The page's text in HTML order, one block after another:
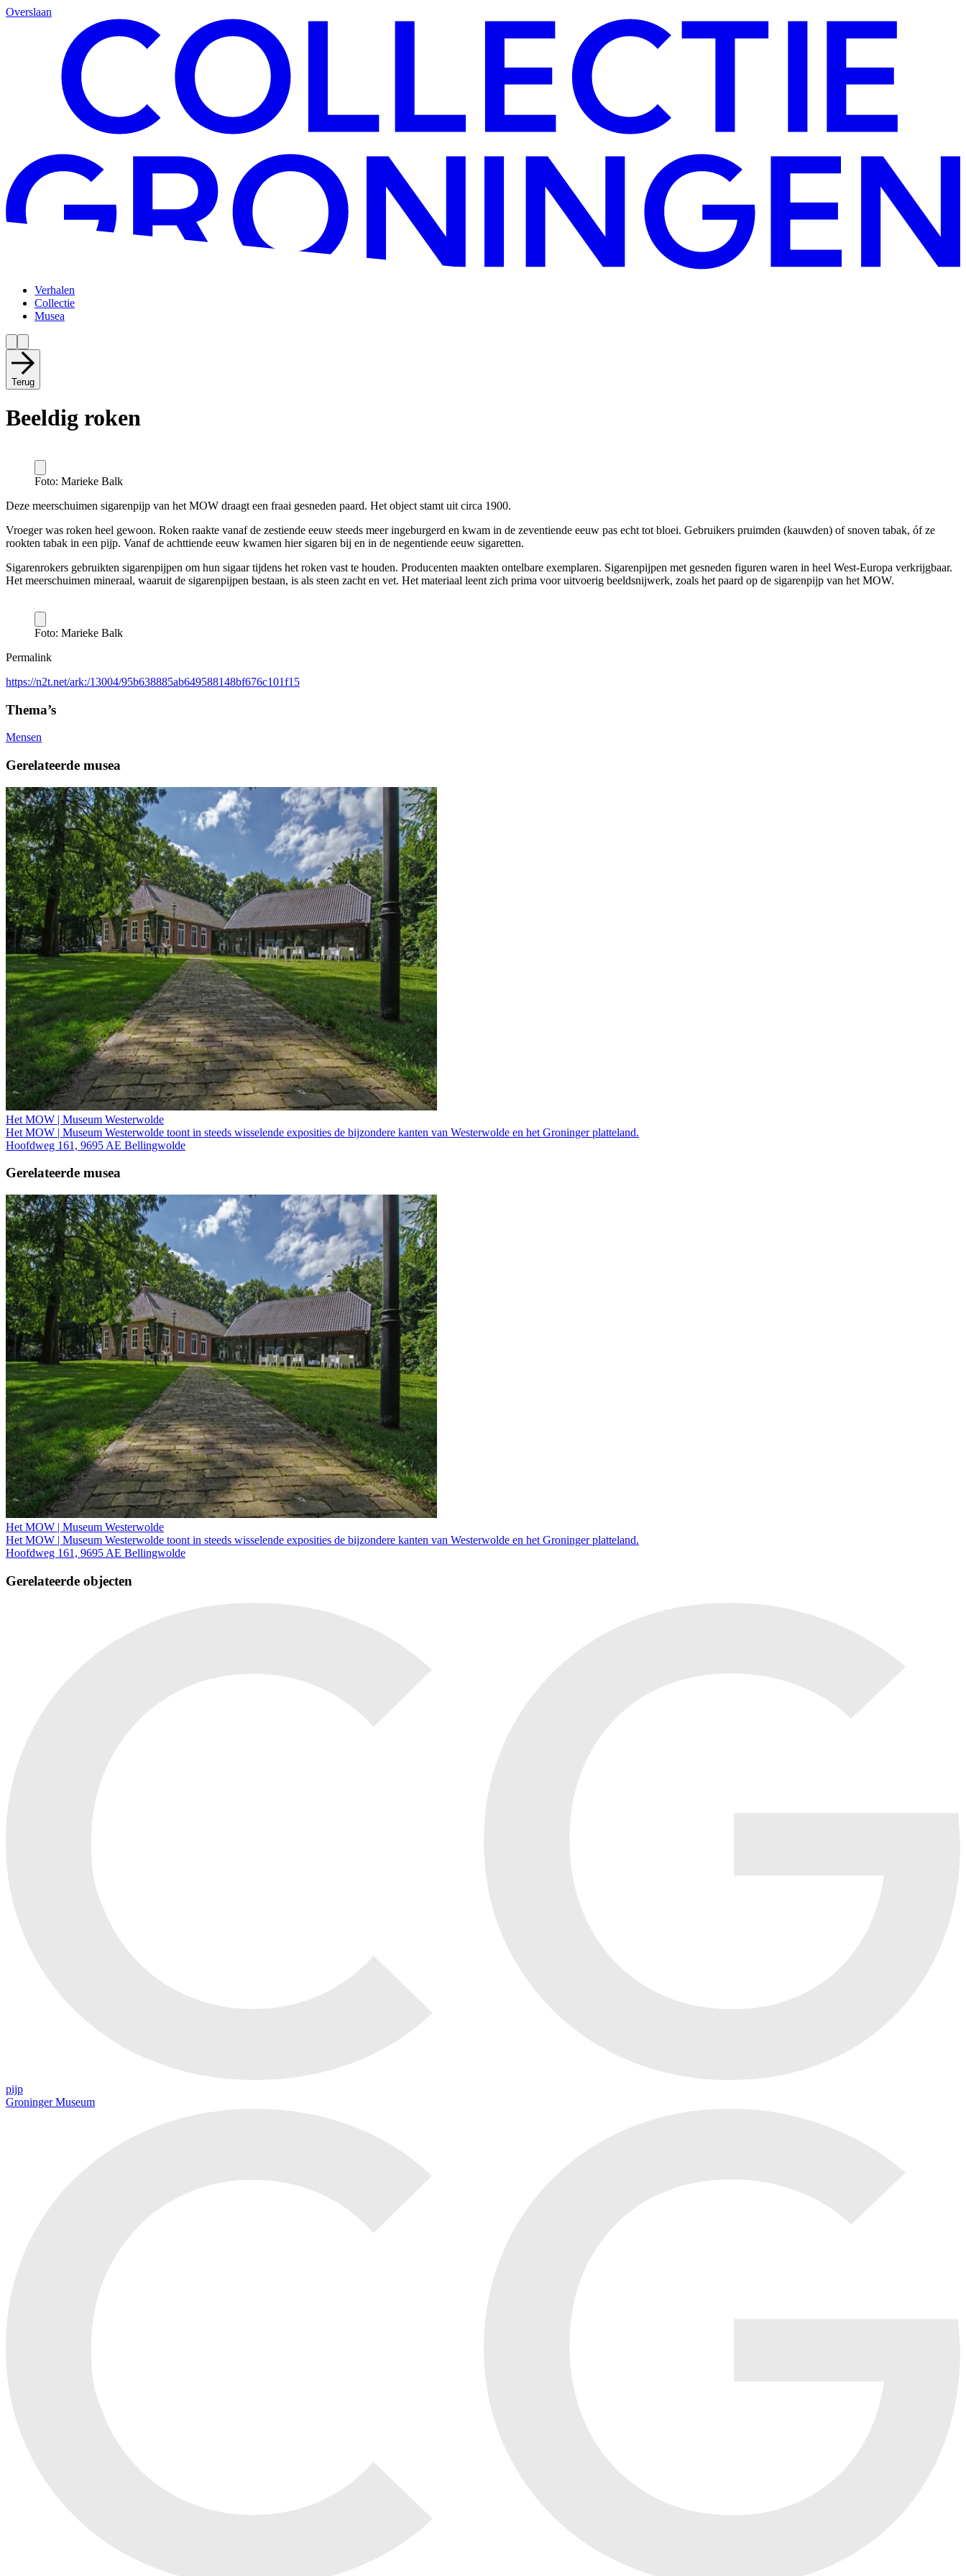
Overslaan
Verhalen
Collectie
Musea
Terug
Beeldig roken
Foto: Marieke Balk
Deze meerschuimen sigarenpijp van het MOW draagt een fraai gesneden paard. Het object stamt uit circa 1900.
Vroeger was roken heel gewoon. Roken raakte vanaf de zestiende eeuw steeds meer ingeburgerd en kwam in de zeventiende eeuw pas echt tot bloei. Gebruikers pruimden (kauwden) of snoven tabak, óf ze
rookten tabak in een pijp. Vanaf de achttiende eeuw kwamen hier sigaren bij en in de negentiende eeuw sigaretten.
Sigarenrokers gebruikten sigarenpijpen om hun sigaar tijdens het roken vast te houden. Producenten maakten ontelbare exemplaren. Sigarenpijpen met gesneden figuren waren in heel West-Europa verkrijgbaar.
Het meerschuimen mineraal, waaruit de sigarenpijpen bestaan, is als steen zacht en vet. Het materiaal leent zich prima voor uitvoerig beeldsnijwerk, zoals het paard op de sigarenpijp van het MOW.
Foto: Marieke Balk
Permalink
https://n2t.net/ark:/13004/95b638885ab649588148bf676c101f15
Thema’s
Mensen
Gerelateerde musea
Het MOW | Museum Westerwolde
Het MOW | Museum Westerwolde toont in steeds wisselende exposities de bijzondere kanten van Westerwolde en het Groninger platteland.
Hoofdweg 161, 9695 AE Bellingwolde
Gerelateerde musea
Het MOW | Museum Westerwolde
Het MOW | Museum Westerwolde toont in steeds wisselende exposities de bijzondere kanten van Westerwolde en het Groninger platteland.
Hoofdweg 161, 9695 AE Bellingwolde
Gerelateerde objecten
pijp
Groninger Museum